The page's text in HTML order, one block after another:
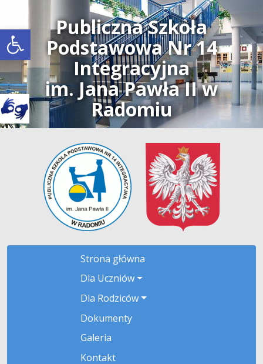
Open toolbar
Publiczna Szkoła
Podstawowa Nr 14
Integracyjna
im. Jana Pawła II w
Radomiu
Strona główna
Dla Uczniów
Dla Rodziców
Dokumenty
Galeria
Kontakt